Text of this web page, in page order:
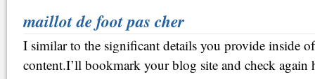
maillot de foot pas cher
I similar to the significant details you provide inside
content.I’ll bookmark your blog site and check again